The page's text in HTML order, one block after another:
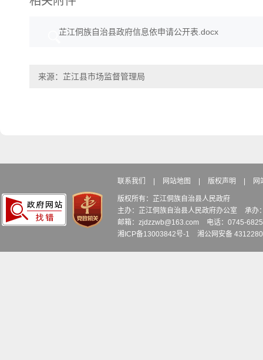
芷江侗族自治县政府信息依申请公开表.docx
来源：芷江县市场监督管理局
联系我们 网站地图 版权声明 网
版权所有：芷江侗族自治县人民政府
主办：芷江侗族自治县人民政府办公室
承办
邮箱：zjdzzwb@163.com
电话：0745-
湘ICP备13003842号-1
湘公网安备